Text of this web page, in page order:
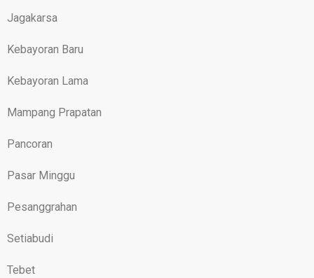
Jagakarsa
Kebayoran Baru
Kebayoran Lama
Mampang Prapatan
Pancoran
Pasar Minggu
Pesanggrahan
Setiabudi
Tebet